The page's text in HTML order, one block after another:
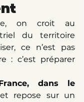
on croit au
du territoire
ce n’est pas
: c’est préparer
dans le
repose sur un